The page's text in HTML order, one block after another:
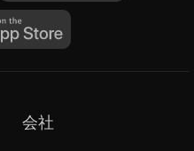
会社